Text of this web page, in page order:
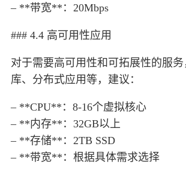
– **带宽**：20Mbps
### 4.4 高可用性应用
对于需要高可用性和可拓展性的服
库、分布式应用等，建议：
– **CPU**：8-16个虚拟核心
– **内存**：32GB以上
– **存储**：2TB SSD
– **带宽**：根据具体需求选择